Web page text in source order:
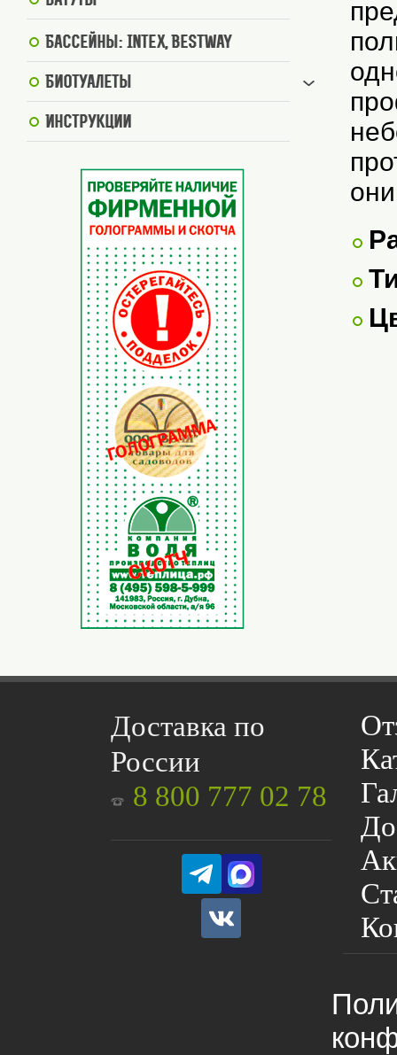
Бассейны: Intex, BestWay
Биотуалеты
Инструкции
Доставка по
России
8 800 777 02 78